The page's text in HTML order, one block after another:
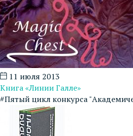
11 июля 2013
Книга «Линии Галле»
#Пятый цикл конкурса